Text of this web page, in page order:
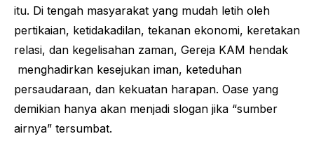
itu. Di tengah masyarakat yang mudah letih oleh
pertikaian, ketidakadilan, tekanan ekonomi, keretakan
relasi, dan kegelisahan zaman, Gereja KAM hendak
menghadirkan kesejukan iman, keteduhan
persaudaraan, dan kekuatan harapan. Oase yang
demikian hanya akan menjadi slogan jika “sumber
airnya” tersumbat.